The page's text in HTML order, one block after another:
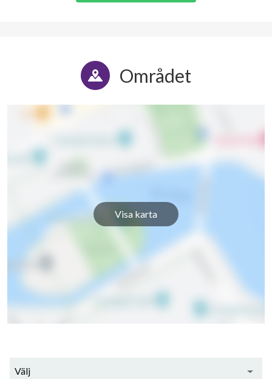
Området
Visa karta
Välj